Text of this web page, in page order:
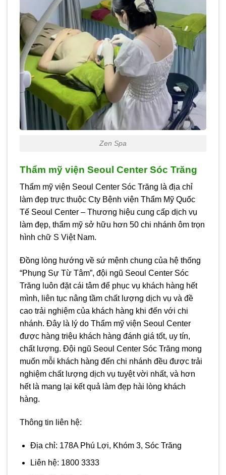
Zen Spa
Thẩm mỹ viện Seoul Center Sóc Trăng
Thẩm mỹ viện Seoul Center Sóc Trăng là địa chỉ
làm đẹp trực thuộc Cty Bệnh viện Thẩm Mỹ Quốc
Tế Seoul Center – Thương hiệu cung cấp dịch vụ
làm đẹp, thẩm mỹ sở hữu hơn 50 chi nhánh ôm trọn
hình chữ S Việt Nam.
Đồng lòng hướng về sứ mệnh chung của hệ thống
“Phụng Sự Từ Tâm”, đội ngũ Seoul Center Sóc
Trăng luôn đặt cái tâm để phục vụ khách hàng hết
mình, liên tục nâng tầm chất lượng dịch vụ và đề
cao trải nghiệm của khách hàng khi đến với chi
nhánh. Đây là lý do Thẩm mỹ viện Seoul Center
được hàng triệu khách hàng đánh giá tốt, uy tín,
chất lượng. Đội ngũ Seoul Center Sóc Trăng mong
muốn mỗi khách hàng đến chi nhánh đều được trải
nghiệm chất lượng dịch vụ tuyệt vời nhất, và hơn
hết là mang lại kết quả làm đẹp hài lòng khách
hàng.
Thông tin liên hệ:
Địa chỉ: 178A Phú Lợi, Khóm 3, Sóc Trăng
Liên hệ: 1800 3333